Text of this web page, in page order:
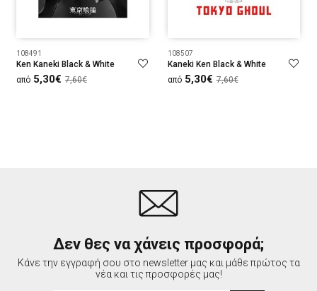
108491
Ken Kaneki Black & White
από 5,30€ 7,60€
108507
Kaneki Ken Black & White
από 5,30€ 7,60€
Δεν θες να χάνεις προσφορά;
Κάνε την εγγραφή σου στο newsletter μας και μάθε πρώτος τα
νέα και τις προσφορές μας!